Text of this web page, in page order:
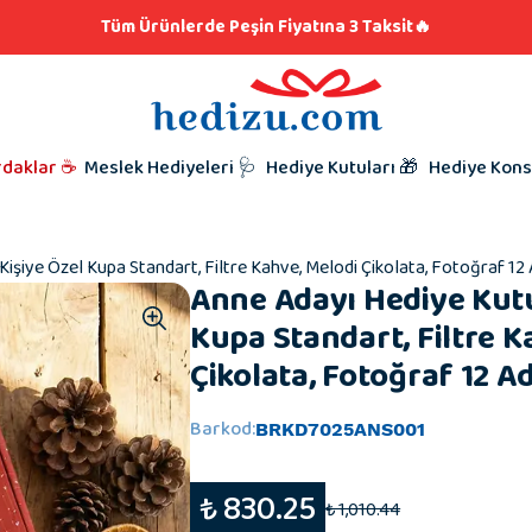
Tüm Ürünlerde Peşin Fiyatına 3 Taksit🔥
☕ Meslek Hediyeleri 🩺 Hediye Kutuları 🎁 Hediye
Taraftar
Hediyeleri
Kardeşe
Özel Kupa Standart, Filtre Kahve, Melodi Çikolata, Fotoğraf 12
Anne Adayı Hediye
Kupa Standart, Filtre
Çikolata, Fotoğraf 12
Barkod:BRKD7025ANS001
₺ 830.25 ₺ 1,010.44